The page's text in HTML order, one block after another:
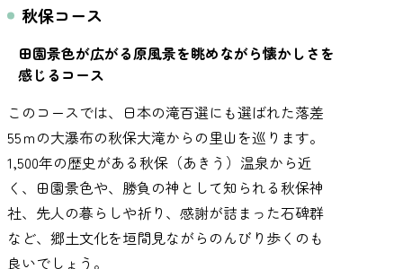
秋保コース
田園景色が広がる原風景を眺めながら懐かしさを
感じるコース
このコースでは、日本の滝百選にも選ばれた落差
55ｍの大瀑布の秋保大滝からの里山を巡ります。
1,500年の歴史がある秋保（あきう）温泉から近
く、田園景色や、勝負の神として知られる秋保神
社、先人の暮らしや祈り、感謝が詰まった石碑群
など、郷土文化を垣間見ながらのんびり歩くのも
良いでしょう。